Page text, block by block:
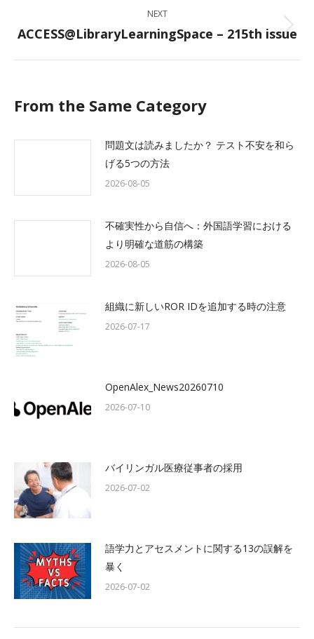
NEXT
Next
ACCESS@LibraryLearningSpace – 215th issue
From the Same Category
問題文は読みましたか？ テスト不安を和ら
げる5つの方法
2026-08-05
不確実性から自信へ：外国語学習における
より明確な道筋の構築
2026-08-05
組織に新しいROR IDを追加する時の注意
2026-07-17
OpenAlex_News20260710
2026-07-10
バイリンガル医療従事者の採用
2026-07-02
語学力とアセスメントに関する13の誤解を
暴く
2026-07-02